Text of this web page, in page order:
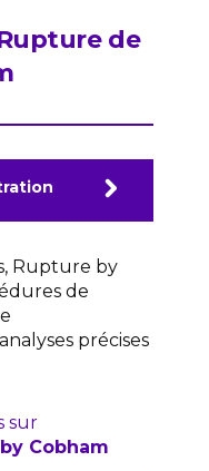
de
Rupture by
de
précises
sur
Cobham